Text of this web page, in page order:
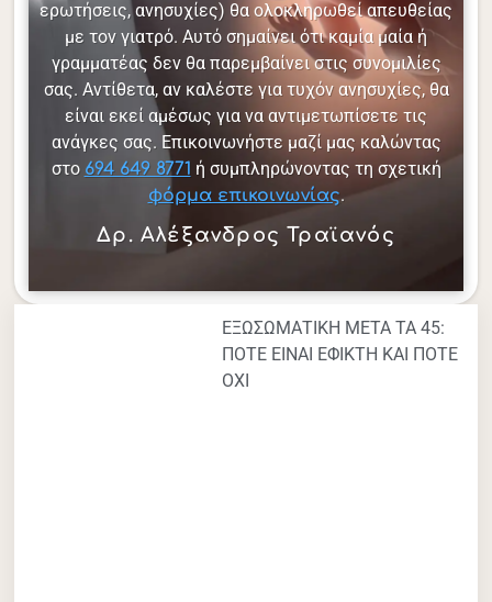
ερωτήσεις, ανησυχίες) θα ολοκληρωθεί απευθείας
με τον γιατρό. Αυτό σημαίνει ότι καμία μαία ή
γραμματέας δεν θα παρεμβαίνει στις συνομιλίες
σας. Αντίθετα, αν καλέστε για τυχόν ανησυχίες, θα
είναι εκεί αμέσως για να αντιμετωπίσετε τις
ανάγκες σας. Επικοινωνήστε μαζί μας καλώντας
στο 694 649 8771 ή συμπληρώνοντας τη σχετική
φόρμα επικοινωνίας.
Δρ. Αλέξανδρος Τραϊανός
ΕΞΩΣΩΜΑΤΙΚΗ ΜΕΤΑ ΤΑ 45:
ΠΟΤΕ ΕΙΝΑΙ ΕΦΙΚΤΗ ΚΑΙ ΠΟΤΕ
ΟΧΙ